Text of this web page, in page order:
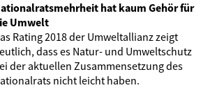
hat kaum Gehör für
Umwelt
Rating 2018 der Umweltallianz zeigt
dass es Natur- und Umweltschutz
der aktuellen Zusammensetzung des
nicht leicht haben.